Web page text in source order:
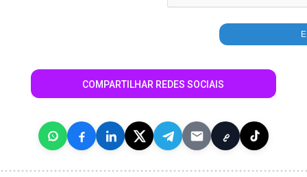
COMPARTILHAR REDES SOCIAIS